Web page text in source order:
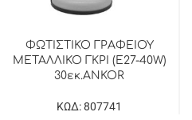
ΦΩΤΙΣΤΙΚΟ ΓΡΑΦΕΙΟΥ
ΜΕΤΑΛΛΙΚΟ ΓΚΡΙ (E27-40W)
30εκ.ANKOR
ΚΩΔ: 807741